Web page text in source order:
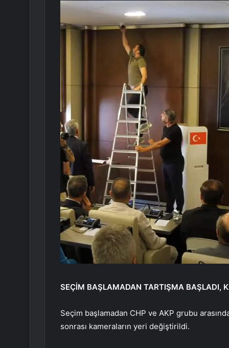
SEÇİM BAŞLAMADAN TARTIŞMA BAŞLADI,
Seçim başlamadan CHP ve AKP grubu
sonrası kameraların yeri değiştirildi.